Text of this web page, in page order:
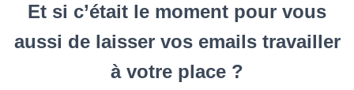
Et si c’était le moment pour vous
aussi de laisser vos emails travailler
à votre place ?